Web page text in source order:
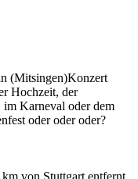
(Mitsingen)Konzert
Hochzeit, der
Karneval oder dem
oder oder oder?
km von Stuttgart entfernt